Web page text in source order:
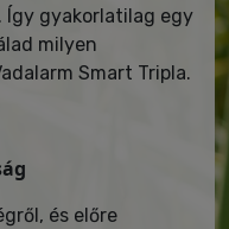
Így gyakorlatilag egy
milyen
Smart Tripla.
és előre